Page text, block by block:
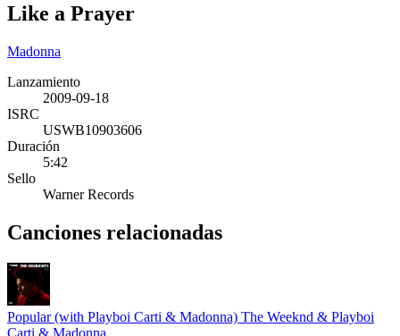
Like a Prayer
Madonna
Lanzamiento
2009-09-18
ISRC
USWB10903606
Duración
5:42
Sello
Warner Records
Canciones relacionadas
Popular (with Playboi Carti & Madonna) The Weeknd & Playboi
Carti & Madonna